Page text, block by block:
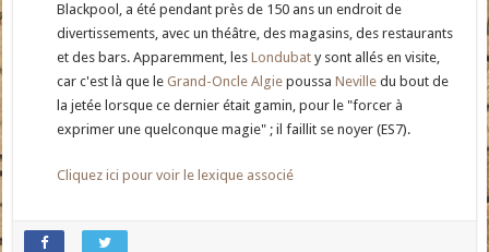
Blackpool, a été pendant près de 150 ans un endroit de
divertissements, avec un théâtre, des magasins, des restaurants
et des bars. Apparemment, lesLondubat y sont allés en visite,
car c'est là que leGrand-Oncle Algie poussaNeville du bout de
la jetée lorsque ce dernier était gamin, pour le "forcer à
exprimer une quelconque magie" ; il faillit se noyer (ES7).
Cliquez ici pour voir le lexique associé